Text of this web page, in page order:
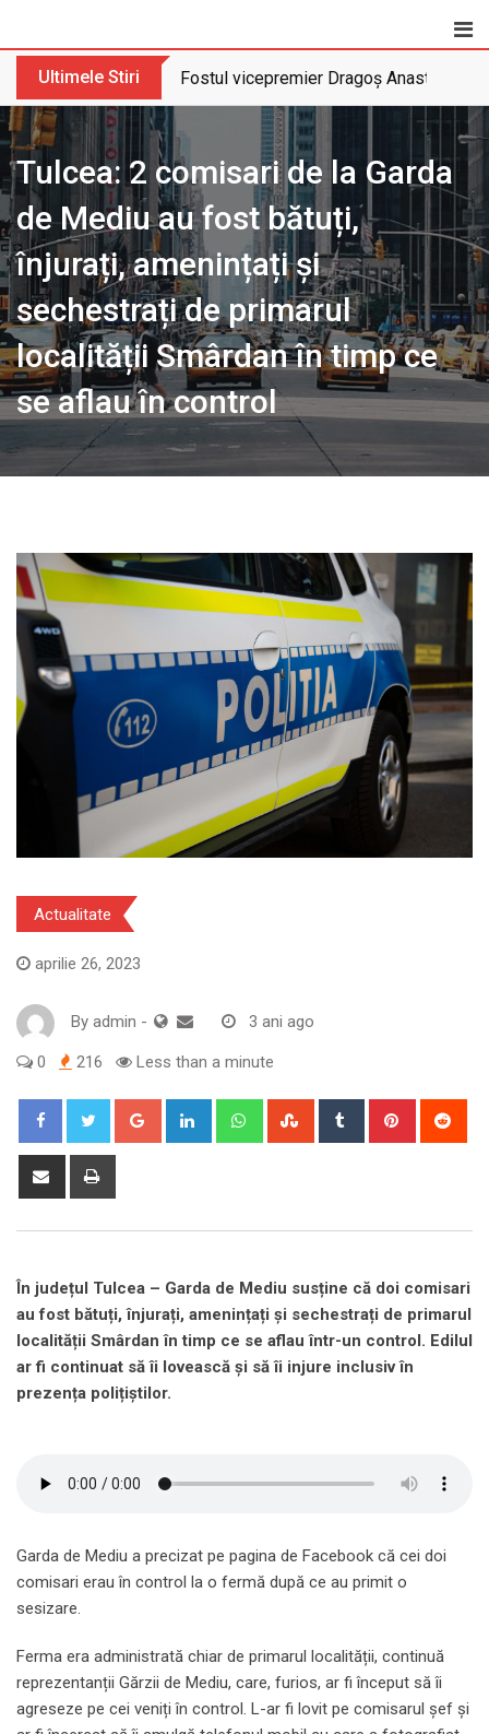
Ultimele Stiri Fostul vicepremier Dragoș Anastasiu
Tulcea: 2 comisari de la Garda
de Mediu au fost bătuți,
înjurați, amenințați și
sechestrați de primarul
localității Smârdan în timp ce
se aflau în control
Actualitate
aprilie 26, 2023
By admin - 3 ani ago
0 216 Less than a minute
Google+ LinkedIn WhatsappStumbleUpon
Tumblr Pinterest
Share
În județul Tulcea – Garda de Mediu susține că doi comisari
au fost bătuți, înjurați, amenințați și sechestrați de primarul
localității Smârdan în timp ce se aflau într-un control. Edilul
ar fi continuat să îi lovească și să îi injure inclusiv în
prezența polițiștilor.
Garda de Mediu a precizat pe pagina de Facebook că cei doi
comisari erau în control la o fermă după ce au primit o
sesizare.
Ferma era administrată chiar de primarul localității, continuă
reprezentanții Gărzii de Mediu, care, furios, ar fi început să îi
agreseze pe cei veniți în control. L-ar fi lovit pe comisarul șef și